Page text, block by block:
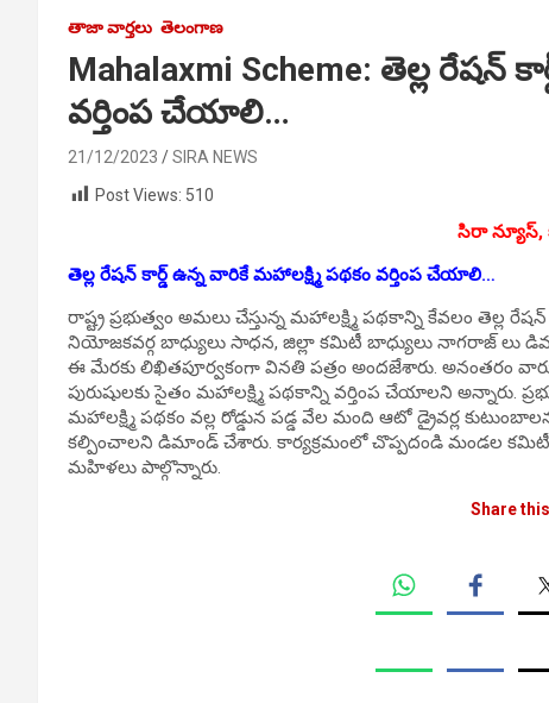
తాజా వార్తలు తెలంగాణ
Mahalaxmi Scheme: తెల్ల రేషన్
వర్తింప చేయాలి…
21/12/2023
SIRA NEWS
Post Views: 510
సిరా న్యూస్,
తెల్ల రేషన్ కార్డ్ ఉన్న వారికే మహాలక్ష్మి పథకం వర్తింప చేయాలి…
రాష్ట్ర ప్రభుత్వం అమలు చేస్తున్న మహాలక్ష్మి పథకాన్ని కేవలం
నియోజకవర్గ బాధ్యులు సాధన, జిల్లా కమిటీ బాధ్యులు నాగరాజ్ లు
ఈ మేరకు లిఖితపూర్వకంగా వినతి పత్రం అందజేశారు. అనంతరం
పురుషులకు సైతం మహాలక్ష్మి పథకాన్ని వర్తింప చేయాలని అన్నారు.
మహాలక్ష్మి పథకం వల్ల రోడ్డున పడ్డ వేల మంది ఆటో డ్రైవర్ల
కల్పించాలని డిమాండ్ చేశారు. కార్యక్రమంలో చొప్పదండి మండల కమిటీ
మహిళలు పాల్గొన్నారు.
Share